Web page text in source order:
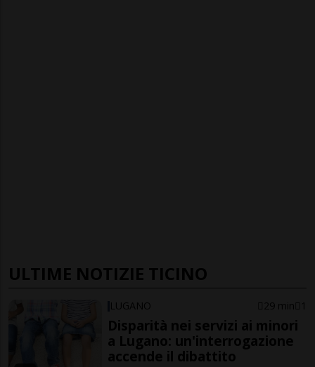
ULTIME NOTIZIE TICINO
LUGANO 29 min 1
Disparità nei servizi ai minori
a Lugano: un'interrogazione
accende il dibattito